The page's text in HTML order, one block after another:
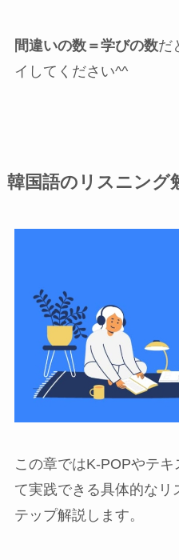
間違いの数＝学びの数だ
イしてください^^
韓国語のリスニング
この章ではK-POPやテ
て実践できる具体的なリ
テップ解説します。